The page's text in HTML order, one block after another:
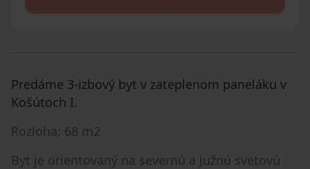
Predáme 3-izbový byt v zateplenom paneláku v
Košútoch I.
Rozloha: 68 m2
Byt je orientovaný na severnú a južnú svetovú